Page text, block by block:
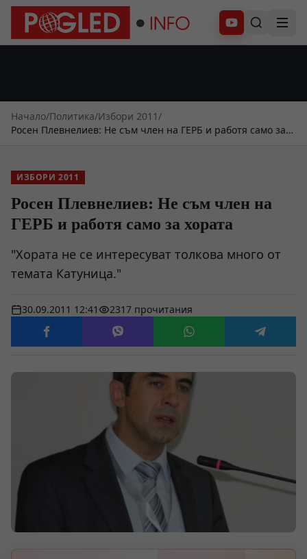
Абонирай се
Начало/Политика/Избори 2011/
Росен Плевнелиев: Не съм член на ГЕРБ и работя само за
ИЗБОРИ 2011
Росен Плевнелиев: Не съм член на
ГЕРБ и работя само за хората
"Хората не се интересуват толкова много от
темата Катуница."
30.09.2011 12:41 2317 прочитания